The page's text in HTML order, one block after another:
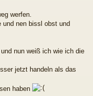
werfen.
und nen bissl obst und
nun weiß ich wie ich die
jetzt handeln als das
haben